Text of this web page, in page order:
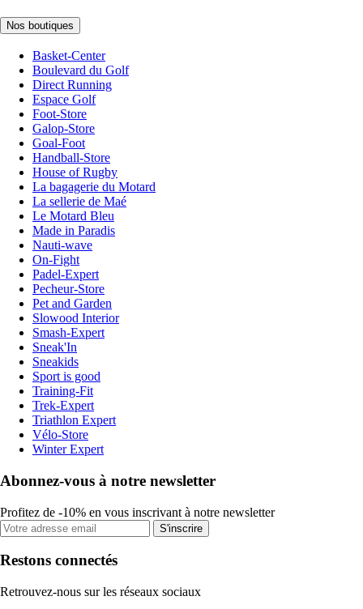
Nos boutiques
Basket-Center
Boulevard du Golf
Direct Running
Espace Golf
Foot-Store
Galop-Store
Goal-Foot
Handball-Store
House of Rugby
La bagagerie du Motard
La sellerie de Maé
Le Motard Bleu
Made in Paradis
Nauti-wave
On-Fight
Padel-Expert
Pecheur-Store
Pet and Garden
Slowood Interior
Smash-Expert
Sneak'In
Sneakids
Sport is good
Training-Fit
Trek-Expert
Triathlon Expert
Vélo-Store
Winter Expert
Abonnez-vous à notre newsletter
Profitez de -10% en vous inscrivant à notre newsletter
S'inscrire
Restons connectés
Retrouvez-nous sur les réseaux sociaux